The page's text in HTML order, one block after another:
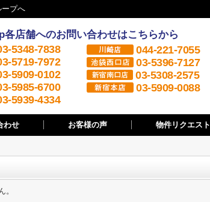
ープへ
各店舗へのお問い合わせはこちらから
5348-7838
5719-7972
5909-0102
5985-6700
5939-4334
044-221-7055
03-5396-7127
03-5308-2575
03-5909-0088
わせ お客様の声 物件リクエスト
。